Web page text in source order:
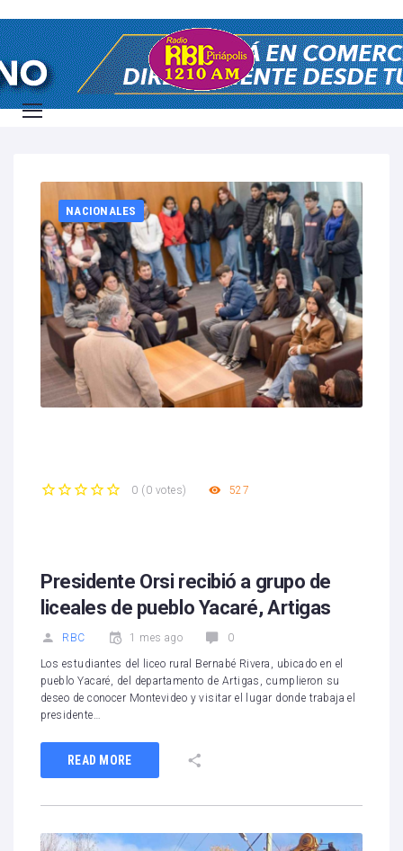
Home 2026 julio 7
NACIONALES
0 ( 0 votes) 527
Presidente Orsi recibió a grupo de
liceales de pueblo Yacaré, Artigas
RBC 1 mes ago 0
Los estudiantes del liceo rural Bernabé Rivera, ubicado en el
pueblo Yacaré, del departamento de Artigas, cumplieron su
deseo de conocer Montevideo y visitar el lugar donde trabaja el
presidente…
READ MORE